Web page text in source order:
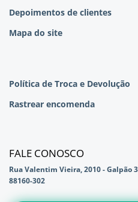
Depoimentos de clientes
Mapa do site
Política de Troca e Devolução
Rastrear encomenda
FALE CONOSCO
Rua Valentim Vieira, 2010 - Galpão
88160-302